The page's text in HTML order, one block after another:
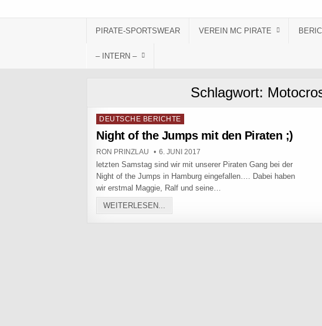
PIRATE-SPORTSWEAR VEREIN MC PIRATE
– INTERN –
Schlagwort:
Posted in
DEUTSCHE BERICHTE
Night of the Jumps mit den Piraten ;)
AUTHOR:
RON PRINZLAU PUBLISHED DATE:
6. JUNI 2017
letzten Samstag sind wir mit unserer Piraten Gang bei der
Night of the Jumps in Hamburg eingefallen…. Dabei haben
wir erstmal Maggie, Ralf und seine…
WEITERLESEN...